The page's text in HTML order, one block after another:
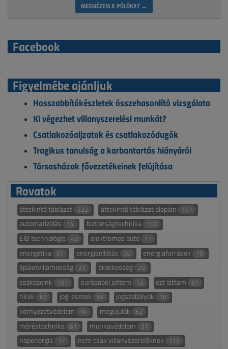
MEGNÉZEM A PÓLÓKAT →
Facebook
Figyelmébe ajánljuk
Hosszabbítókészletek összehasonlító vizsgálata
Ki végezhet villanyszerelési munkát?
Csatlakozóaljzatok és csatlakozódugók
Tragikus tanulság a karbantartás hiányáról
Társasházak fővezetékeinek felújítása
Rovatok
áttekintő táblázat 232 áttekintő táblázat alapján 107
automatizálás 14 biztonságtechnika 102
EIB technológia 43 elektromos autó 17
energetika 57 energiaellátás 30 energiaforrások 19
épületvillamosság 21 érdekesség 29
eszközeink 151 európából jöttem 12 ezt láttam 61
hírek 67 jogi esetek 54 jogszabályok 10
környezetvédelem 14 megújulók 62
méréstechnika 61 munkavédelem 37
napenergia 17 nem csak villanyszerelőknek 119